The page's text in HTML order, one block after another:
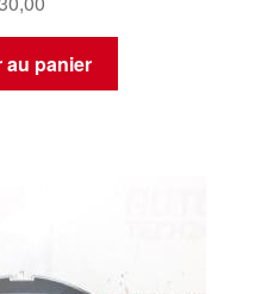
panier